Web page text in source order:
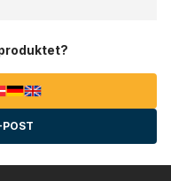
POST